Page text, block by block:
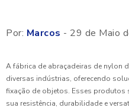
Por: Marcos - 29 de Maio
A fábrica de abraçadeiras de nylon
diversas indústrias, oferecendo
fixação de objetos. Esses
sua resistência, durabilidade e